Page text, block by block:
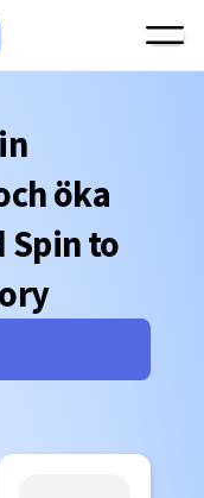
öka
Spin to